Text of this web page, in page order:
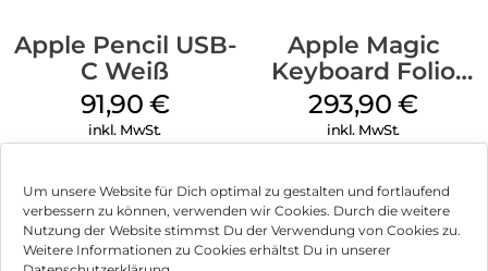
Um unsere Website für Dich optimal zu gestalten und fortlaufend
verbessern zu können, verwenden wir Cookies. Durch die weitere
Nutzung der Website stimmst Du der Verwendung von Cookies zu.
Weitere Informationen zu Cookies erhältst Du in unserer
Apple Pencil USB-
C Weiß
91,90 €
inkl. MwSt.
Apple Magic
Keyboard Folio
iPad 10.9″ (10.Gen.)
Weiß
293,90€
inkl. MwSt.
Impressum